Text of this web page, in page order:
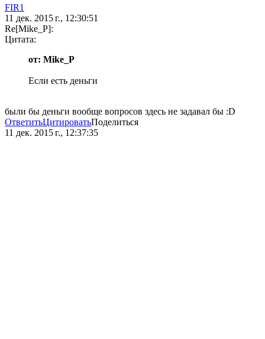
FIR1
11 дек. 2015 г., 12:30:51
Re[Mike_P]:
Цитата:
от: Mike_P
Если есть деньги
были бы деньги вообще вопросов здесь не задавал бы :D
ОтветитьЦитироватьПоделиться
11 дек. 2015 г., 12:37:35